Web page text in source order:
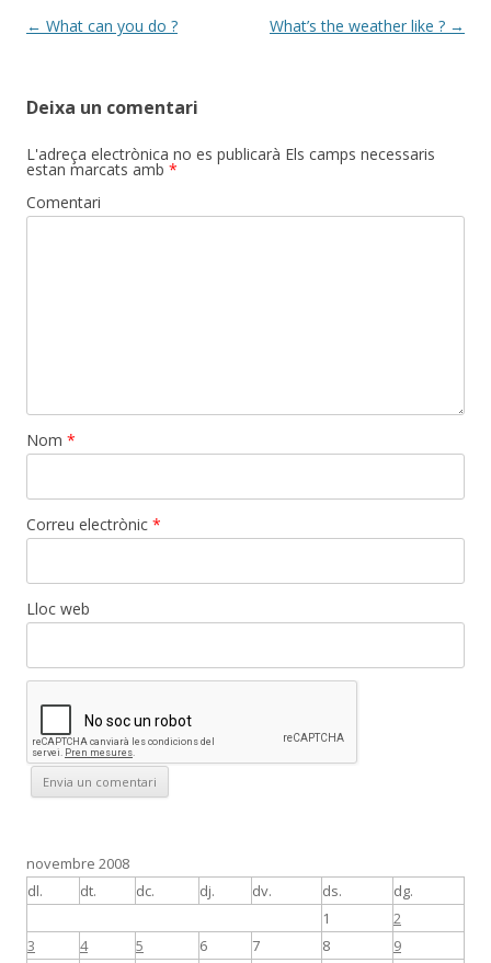
Post
← What can you do ? What’s the weather like ? →
Deixa un comentari
L'adreça electrònica no es publicarà Els camps necessaris
estan marcats amb *
Comentari
Nom *
Correu electrònic *
Lloc web
novembre 2008
dl.
dt. dc. dj. dv. ds.
dg.
1
2
3
4 5 6 7 8 9